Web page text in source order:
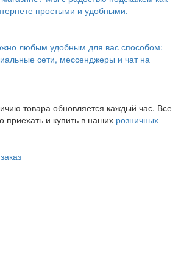
простыми и удобными.
любым удобным для вас способом:
сети, мессенджеры и чат на
товара обновляется каждый час. Все
приехать и купить в наших розничных